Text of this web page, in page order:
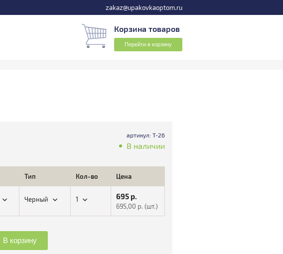
zakaz@upakovkaoptom.ru
Корзина товаров
Перейти в корзину
артикул: Т-26
В наличии
Тип Кол-во Цена
Черный 1 695 р.
695,00 р. (шт.)
В корзину